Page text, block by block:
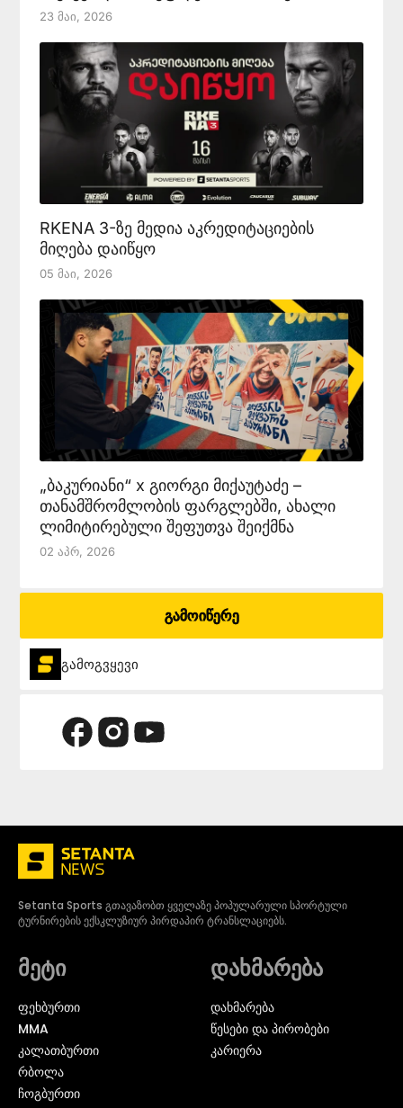
23 Მაი, 2026
RKENA 3-ზე მედია აკრედიტაციების
მიღება დაიწყო
05 Მაი, 2026
„ბაკურიანი“ x გიორგი მიქაუტაძე –
თანამშრომლობის ფარგლებში, ახალი
ლიმიტირებული შეფუთვა შეიქმნა
02 Აპრ, 2026
გამოიწერე
გამოგვყევი
Setanta Sports გთავაზობთ ყველაზე პოპულარული სპორტული
ტურნირების ექსკლუზიურ პირდაპირ ტრანსლაციებს.
მეტი
ᲤᲔᲮᲑᲣᲠᲗᲘ
MMA
ᲙᲐᲚᲐᲗᲑᲣᲠᲗᲘ
ᲠᲑᲝᲚᲐ
ᲩᲝᲒᲑᲣᲠᲗᲘ
დახმარება
დახმარება
წესები და პირობები
კარიერა